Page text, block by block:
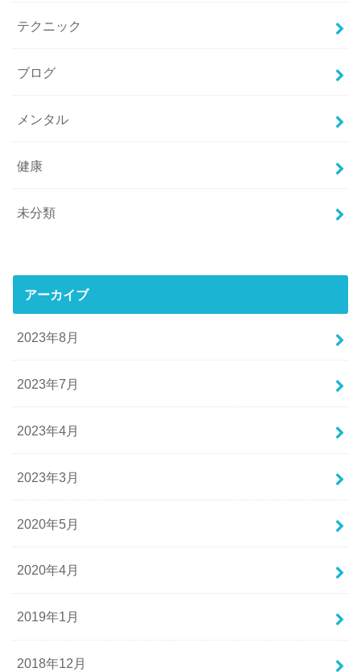
テクニック
ブログ
メンタル
健康
未分類
アーカイブ
2023年8月
2023年7月
2023年4月
2023年3月
2020年5月
2020年4月
2019年1月
2018年12月